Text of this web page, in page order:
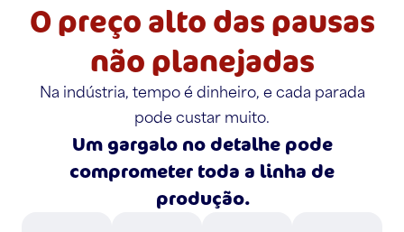
O preço alto das pausas
não planejadas
Na indústria, tempo é dinheiro, e cada parada
pode custar muito.
Um gargalo no detalhe pode
comprometer toda a linha de
produção.